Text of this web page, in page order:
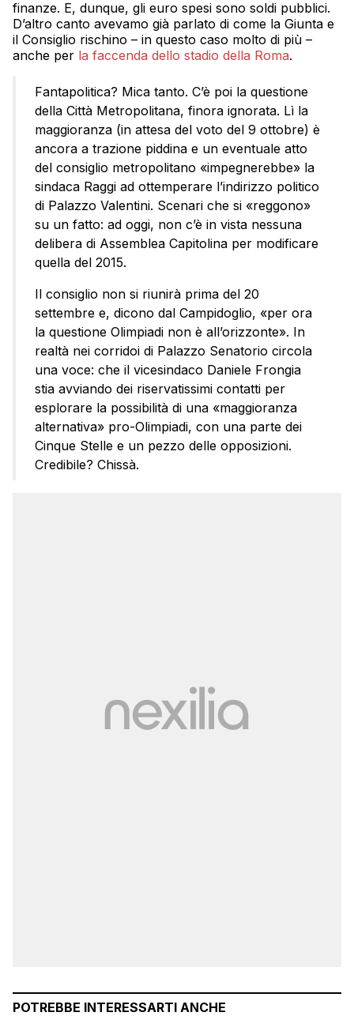
finanze. E, dunque, gli euro spesi sono soldi pubblici.
D’altro canto avevamo già parlato di come la Giunta e
il Consiglio rischino – in questo caso molto di più –
anche per la faccenda dello stadio della Roma.
Fantapolitica? Mica tanto. C’è poi la questione
della Città Metropolitana, finora ignorata. Lì la
maggioranza (in attesa del voto del 9 ottobre) è
ancora a trazione piddina e un eventuale atto
del consiglio metropolitano «impegnerebbe» la
sindaca Raggi ad ottemperare l’indirizzo politico
di Palazzo Valentini. Scenari che si «reggono»
su un fatto: ad oggi, non c’è in vista nessuna
delibera di Assemblea Capitolina per modificare
quella del 2015.
Il consiglio non si riunirà prima del 20
settembre e, dicono dal Campidoglio, «per ora
la questione Olimpiadi non è all’orizzonte». In
realtà nei corridoi di Palazzo Senatorio circola
una voce: che il vicesindaco Daniele Frongia
stia avviando dei riservatissimi contatti per
esplorare la possibilità di una «maggioranza
alternativa» pro-Olimpiadi, con una parte dei
Cinque Stelle e un pezzo delle opposizioni.
Credibile? Chissà.
POTREBBE INTERESSARTI ANCHE